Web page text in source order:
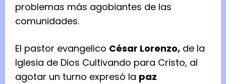
problemas más agobiantes de las
comunidades.
El pastor evangelico César Lorenzo, de la
Iglesia de Dios Cultivando para Cristo, al
agotar un turno expresó la paz